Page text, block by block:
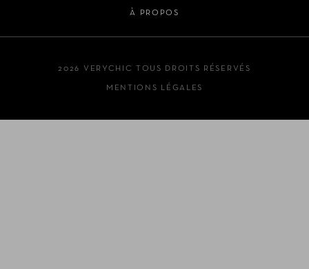
À PROPOS
2026 VERYCHIC TOUS DROITS RÉSERVÉS
MENTIONS LÉGALES